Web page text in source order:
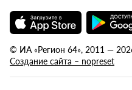
© ИА «Регион 64», 2011 —
Создание сайта – nopreset